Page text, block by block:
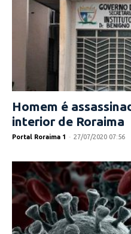
Homem é
interior de Roraima
Portal Roraima 1 - 27/07/2020 07:56